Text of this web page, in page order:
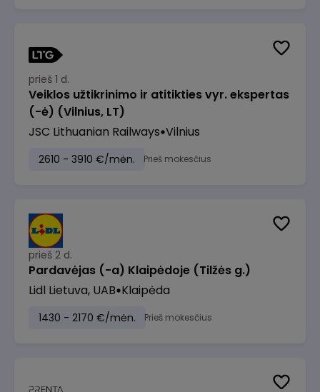
prieš 1 d.
Veiklos užtikrinimo ir atitikties vyr. ekspertas
(-ė) (Vilnius, LT)
JSC Lithuanian Railways Vilnius
2610 - 3910 €/mėn. Prieš mokesčius
prieš 2 d.
Pardavėjas (-a) Klaipėdoje (Tilžės g.)
Lidl Lietuva, UAB Klaipėda
1430 - 2170 €/mėn. Prieš mokesčius